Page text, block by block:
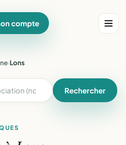
compte
›Lons
Rechercher